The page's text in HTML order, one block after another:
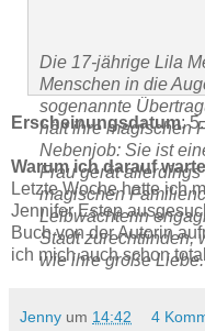
Die 17-jährige Lila
Menschen in die
sogenannte
hält ihre magischen
Nebenjob: Sie ist
Frau gerät
magischen
Leibwächterin
Stadt zurechtfinden,
wie ihre große Liebe.
Erscheinungsdatum:
Warum ich darauf warte
Letzte Woche hatte ich
Jennifer Estep
Buch von der Autorin
ich mich auch schon
Jenny um 14:42 4